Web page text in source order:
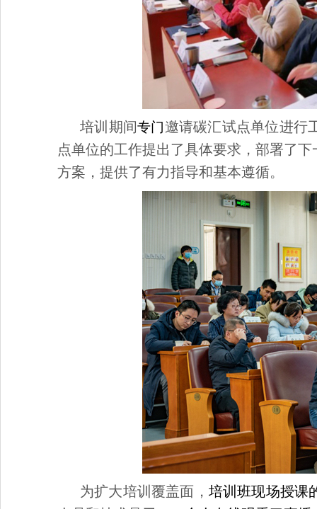
培训期间专门邀请碳汇试点单位进行
点单位的工作提出了具体要求，部署了
方案，提供了有力指导和基本遵循。
为扩大培训覆盖面， 培训班现场授课